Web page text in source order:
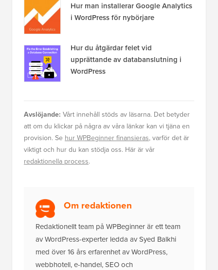
att om du klickar på några av våra länkar kan vi tjäna en
provision. Se
hur WPBeginner finansieras, varför det är
viktigt och hur du kan stödja oss. Här är vår
Om redaktionen
Redaktionellt team på WPBeginner är ett team
av WordPress-experter ledda av Syed Balkhi
marknadsföring. WPBeginner startades 2009
och är nu den största gratis WordPress-
resurswebbplatsen i branschen och refereras
ofta till som Wikipedian för WordPress.